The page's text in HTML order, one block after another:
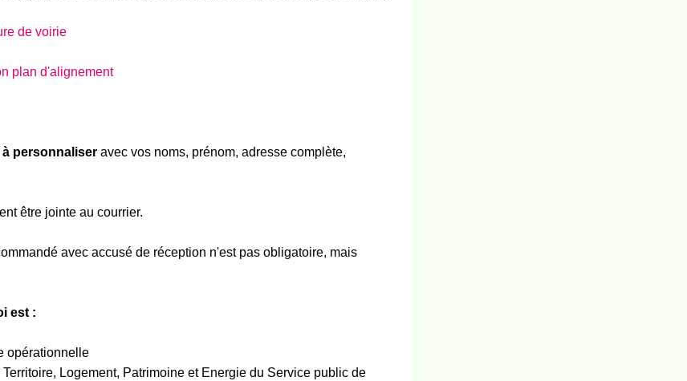
de voirie
plan d'alignement
à personnaliser avec vos noms, prénom, adresse complète,
être jointe au courrier.
avec accusé de réception n'est pas obligatoire, mais
est :
opérationnelle
Logement, Patrimoine et Energie du Service public de